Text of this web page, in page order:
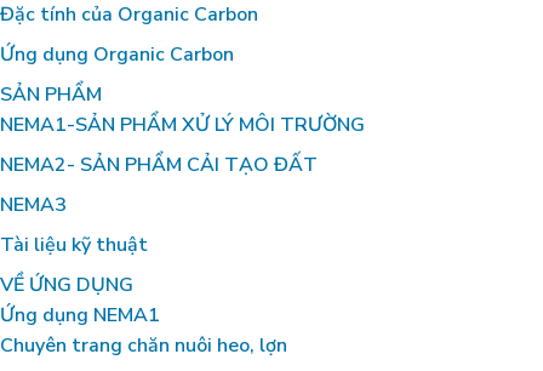
Đặc tính của Organic Carbon
Ứng dụng Organic Carbon
SẢN PHẨM
NEMA1-SẢN PHẨM XỬ LÝ MÔI TRƯỜNG
NEMA2- SẢN PHẨM CẢI TẠO ĐẤT
NEMA3
Tài liệu kỹ thuật
VỀ ỨNG DỤNG
Ứng dụng NEMA1
Chuyên trang chăn nuôi heo, lợn